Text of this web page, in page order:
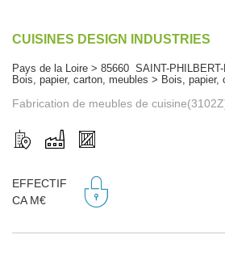
CUISINES DESIGN INDUSTRIES
Pays de la Loire > 85660 SAINT-
Bois, papier, carton, meubles > Bois, papier,
Fabrication de meubles de
EFFECTIF
CA M€